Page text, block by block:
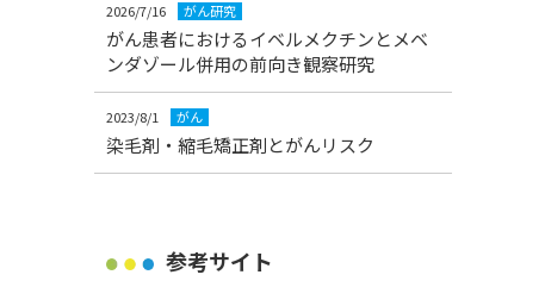
2026/7/16 がん研究
がん患者におけるイベルメクチンとメベ
ンダゾール併用の前向き観察研究
2023/8/1 がん
染毛剤・縮毛矯正剤とがんリスク
参考サイト